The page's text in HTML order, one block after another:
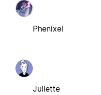
Phenixel
Juliette